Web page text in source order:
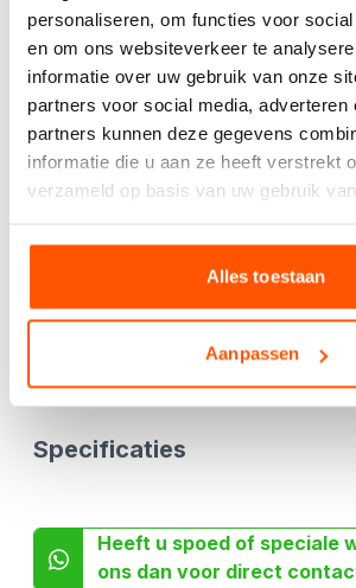
personaliseren, om functies voor
en om ons websiteverkeer te
informatie over uw gebruik van onze
partners voor social media, adverteren
partners kunnen deze gegevens
informatie die u aan ze heeft verstrekt
verzameld op basis van uw gebruik
Alles toestaan
Aanpassen
App ons gerust voor de
aanvullende afbeeldingen!
Kies het aantal:
Offerte aanvragen
Specificaties
Heeft u spoed of speciale
ons dan voor direct